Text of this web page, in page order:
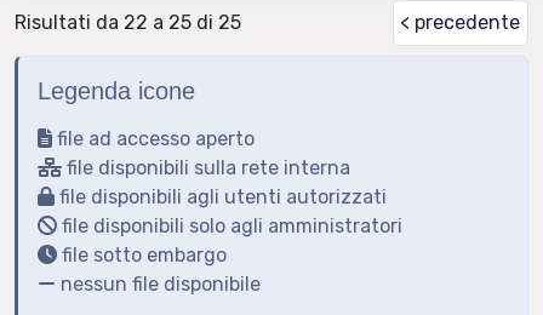
Risultati da 22 a 25 di 25 < precedente
Legenda icone
file ad accesso aperto
file disponibili sulla rete interna
file disponibili agli utenti autorizzati
file disponibili solo agli amministratori
file sotto embargo
nessun file disponibile